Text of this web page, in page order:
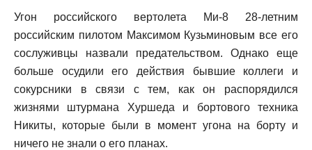
Угон российского вертолета Ми-8 28-летним
российским пилотом Максимом Кузьминовым все его
сослуживцы назвали предательством. Однако еще
больше осудили его действия бывшие коллеги и
сокурсники в связи с тем, как он распорядился
жизнями штурмана Хуршеда и бортового техника
Никиты, которые были в момент угона на борту и
ничего не знали о его планах.